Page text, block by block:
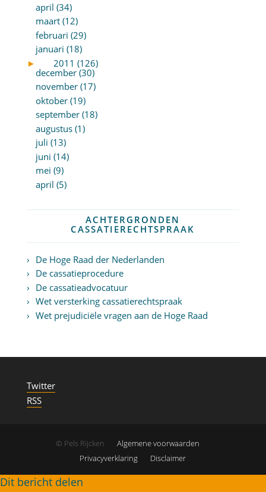
april (34)
maart (12)
februari (29)
januari (18)
►
2011 (126)
december (30)
november (17)
oktober (19)
september (18)
augustus (1)
juli (13)
juni (14)
mei (9)
april (5)
ACHTERGRONDEN
CASSATIERECHTSPRAAK
De Hoge Raad der Nederlanden
De cassatieprocedure
De cassatieadvocatuur
Wet versterking cassatierechtspraak
Wet prejudiciële vragen aan de Hoge Raad
Twitter
RSS
© Pels Rijcken
Algemene voorwaarden
Privacyverklaring
Disclaimer